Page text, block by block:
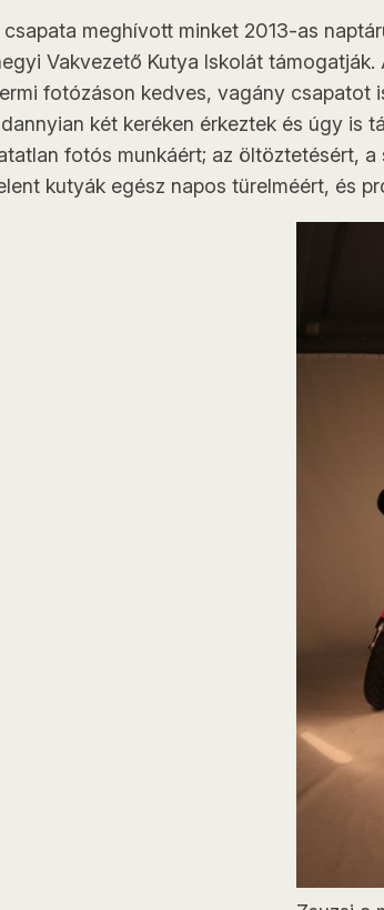
meghívott minket 2013-as
Vakvezető Kutya Iskolát
fotózáson kedves, vagány
két keréken érkeztek és úgy is
fotós munkáért; az öltöztetésért,
kutyák egész napos türelméért, és